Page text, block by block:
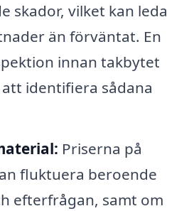
skador, vilket kan leda
än förväntat. En
innan takbytet
identifiera sådana
Priserna på
fluktuera beroende
efterfrågan, samt om